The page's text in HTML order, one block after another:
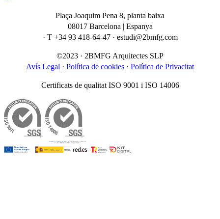
Plaça Joaquim Pena 8, planta baixa
08017 Barcelona | Espanya
· T +34 93 418-64-47 · estudi@2bmfg.com
©2023 · 2BMFG Arquitectes SLP
Avís Legal · Política de cookies · Política de Privacitat
Certificats de qualitat ISO 9001 i ISO 14006